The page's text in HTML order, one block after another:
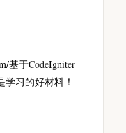
基于CodeIgniter
习的好材料！